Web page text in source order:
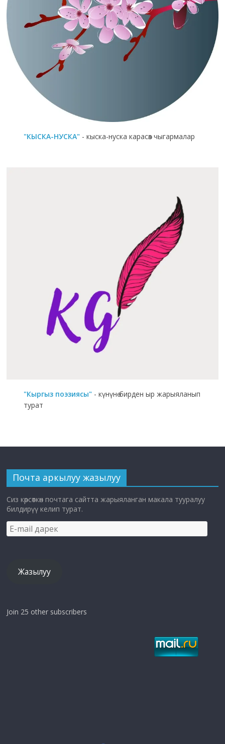
"КЫСКА-НУСКА" - кыска-нуска карасөз чыгармалар
"Кыргыз поэзиясы" - күнүнө бирден ыр жарыяланып
турат
Почта аркылуу жазылуу
Сиз көрсөткөн почтага сайтта жарыяланган макала тууралуу
билдирүү келип турат.
E-
mail
Жазылуу
Join 25 other subscribers